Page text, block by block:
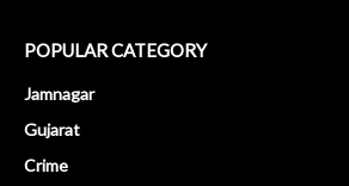
POPULAR CATEGORY
Jamnagar
Gujarat
Crime